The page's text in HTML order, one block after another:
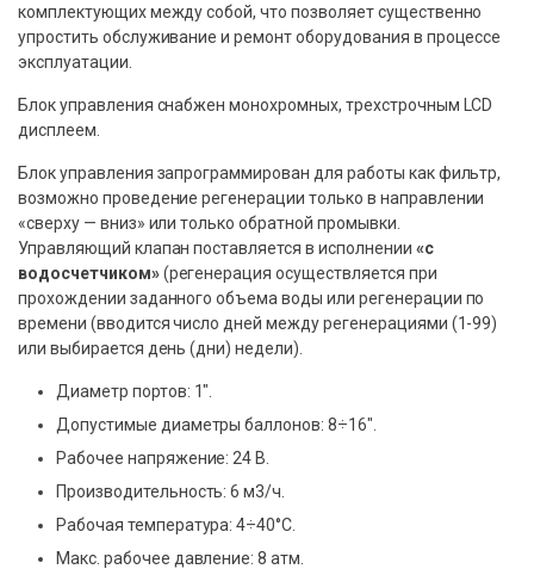
комплектующих между собой, что позволяет существенно
упростить обслуживание и ремонт оборудования в процессе
эксплуатации.
Блок управления снабжен монохромных, трехстрочным LCD
дисплеем.
Блок управления запрограммирован для работы как фильтр,
возможно проведение регенерации только в направлении
«сверху — вниз» или только обратной промывки.
Управляющий клапан поставляется в исполнении «с
водосчетчиком»(регенерация осуществляется при
прохождении заданного объема воды или регенерации по
времени (вводится число дней между регенерациями (1-99)
или выбирается день (дни) недели).
Диаметр портов: 1″.
Допустимые диаметры баллонов: 8÷16″.
Рабочее напряжение: 24 В.
Производительность: 6 м3/ч.
Рабочая температура: 4÷40°С.
Макс. рабочее давление: 8 атм.